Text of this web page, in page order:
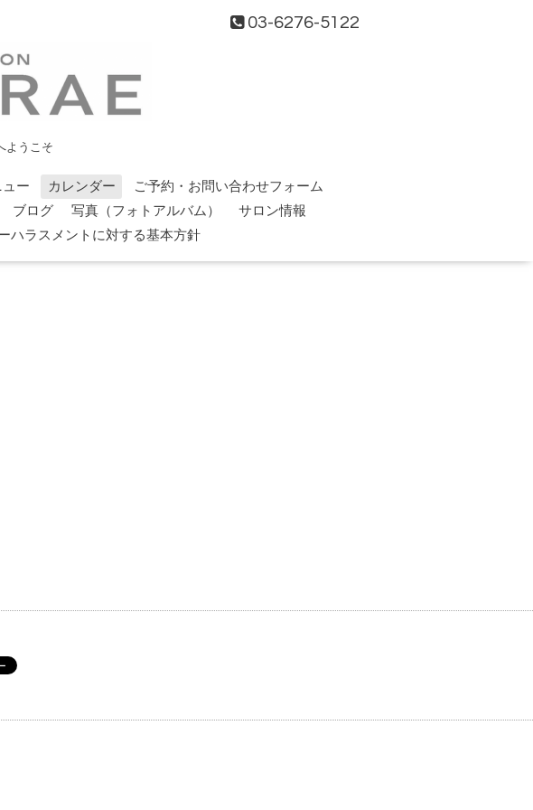
03-6276-5122
ようこそ
ュー カレンダー
ご予約・お問い合わせフォーム
ブログ 写真（フォトアルバム）
サロン情報
ハラスメントに対する基本方針